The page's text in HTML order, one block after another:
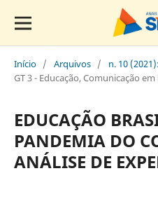
Início / Arquivos / n. 10
GT 3 - Educação, Comunicação em
EDUCAÇÃO
PANDEMIA DO
ANÁLISE DE